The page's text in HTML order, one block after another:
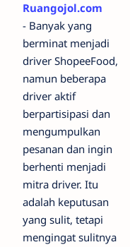
Ruangojol.com
- Banyak yang
berminat menjadi
driver ShopeeFood,
namun beberapa
driver aktif
berpartisipasi dan
mengumpulkan
pesanan dan ingin
berhenti menjadi
mitra driver. Itu
adalah keputusan
yang sulit, tetapi
mengingat sulitnya